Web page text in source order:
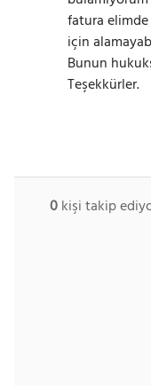
fatura
için
Bunun
Teşekkürler.
0kişi takip